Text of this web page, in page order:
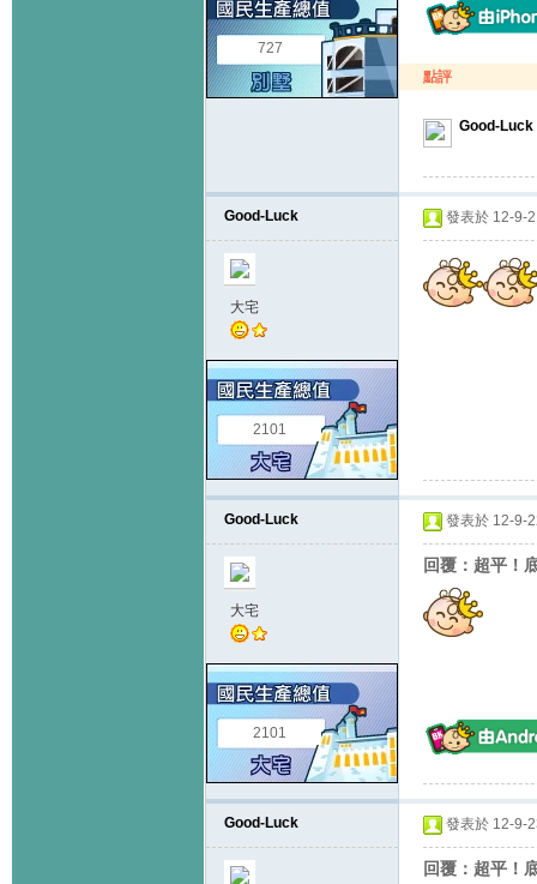
727
點評
Good-Luck
Good-Luck
大宅
2101
發表於 12-9-
Good-Luck
大宅
2101
發表於 12-9-
回覆：超平！
Good-Luck 發表於 12-9-
回覆：超平！